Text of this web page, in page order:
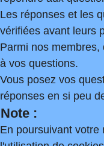
Les réponses et les
vérifiées avant leurs
Parmi nos
à vos questions.
Vous posez vos
réponses en si peu
Note :
En poursuivant votre